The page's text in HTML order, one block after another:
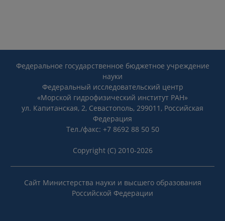
Федеральное государственное бюджетное учреждение
науки
Федеральный исследовательский центр
«Морской гидрофизический институт РАН»
ул. Капитанская, 2, Севастополь, 299011, Российская
Федерация
Тел./факс: +7 8692 88 50 50
Copyright (C) 2010-2026
Сайт Министерства науки и высшего образования
Российской Федерации